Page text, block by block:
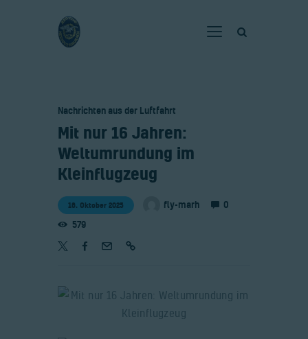
Fliegen
Neuigkeiten
Kontakt
Nachrichten aus der Luftfahrt
​Mit nur 16 Jahren:
Weltumrundung im
Kleinflugzeug
16. Oktober 2025 fly-marh
0
579